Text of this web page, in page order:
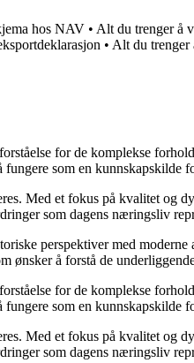
hos NAV • Alt du trenger å
• Alt du trenger
for de komplekse
som en kunnskapskilde
Med et fokus på kvalitet og
som dagens næringsliv
perspektiver med moderne
ønsker å forstå de
for de komplekse
som en kunnskapskilde
Med et fokus på kvalitet og
som dagens næringsliv